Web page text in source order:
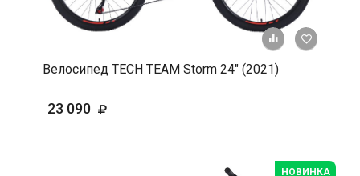
+ К
Велосипед TECH TEAM Storm 24" (2021)
23 090
НОВИНКА